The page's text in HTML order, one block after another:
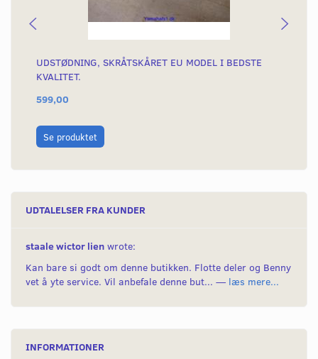
UDSTØDNING, SKRÅTSKÅRET EU MODEL I BEDSTE
KVALITET.
599,00
Se produktet
UDTALELSER FRA KUNDER
staale wictor lien wrote:
Kan bare si godt om denne butikken. Flotte deler og Benny
vet å yte service. Vil anbefale denne but... — læs mere...
INFORMATIONER